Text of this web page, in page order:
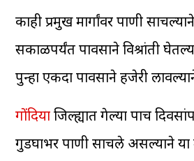
काही प्रमुख मार्गांवर पाणी
सकाळपर्यंत पावसाने विश्रांती
पुन्हा एकदा पावसाने हजेरी
गोंदियाजिल्ह्यात गेल्या पाच
गुडघाभर पाणी साचले असल्याने या